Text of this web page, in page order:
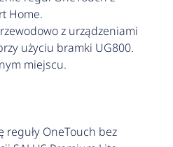
Home.
z urządzeniami
użyciu bramki UG800.
miejscu.
reguły OneTouch bez